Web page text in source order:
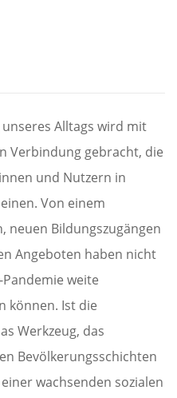
Alltags wird mit
Verbindung gebracht, die
und Nutzern in
Von einem
neuen Bildungszugängen
Angeboten haben nicht
weite
können. Ist die
Werkzeug, das
Bevölkerungsschichten
wachsenden sozialen